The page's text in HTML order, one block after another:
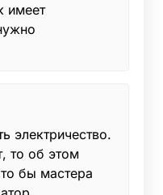
имеет
электричество.
то об этом
бы мастера